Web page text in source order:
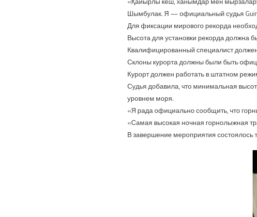
Шымбулак. Я — официальный судья
Для фиксации мирового рекорда
Высота для установки рекорда должна
Квалифицированный специалист
Склоны курорта должны были быть
Курорт должен работать в штатном
Судья добавила, что минимальная
уровнем моря.
«Я рада официально сообщить, что
«Самая высокая ночная горнолыжная
В завершение мероприятия состоялось